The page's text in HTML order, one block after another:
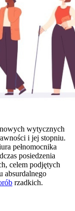
wytycznych
i jej stopniu.
pełnomocnika
posiedzenia
celem podjętych
absurdalnego
rzadkich.